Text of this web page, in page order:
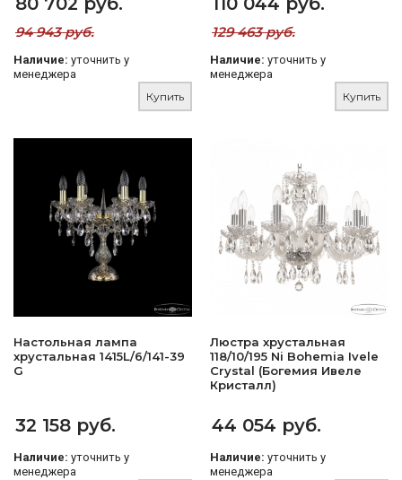
94 943 руб.
Наличие: уточнить у
менеджера
Купить
129 463 руб.
Наличие: уточнить у
менеджера
Купить
Настольная лампа
хрустальная 1415L/6/141-39
G
32 158 руб.
Наличие: уточнить у
менеджера
Люстра хрустальная
118/10/195 Ni Bohemia Ivele
Crystal (Богемия Ивеле
Кристалл)
44 054 руб.
Наличие: уточнить у
менеджера